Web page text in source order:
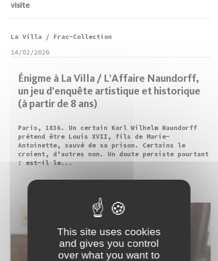
visite
Énigme à La Villa / L’Affaire Naundorff,
un jeu d’enquête artistique et historique
(à partir de 8 ans)
Paris, 1836. Un certain Karl Wilhelm Naundorff
prétend être Louis XVII, fils de Marie-
Antoinette, sauvé de sa prison. Certains le
croient, d’autres non. Un doute persiste pourtant
: est-il le...
La Villa / Frac-Collection
14/02/2026
This site uses cookies
and gives you control
over what you want to